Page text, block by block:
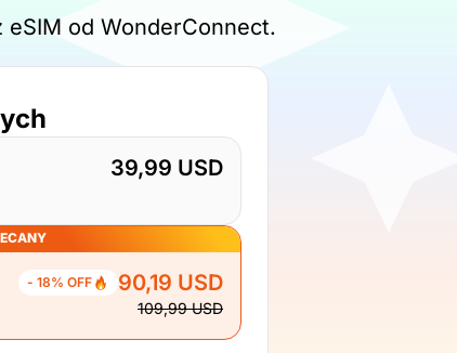
od WonderConnect.
39,99 USD
- 18% OFF 90,19 USD
109,99 USD